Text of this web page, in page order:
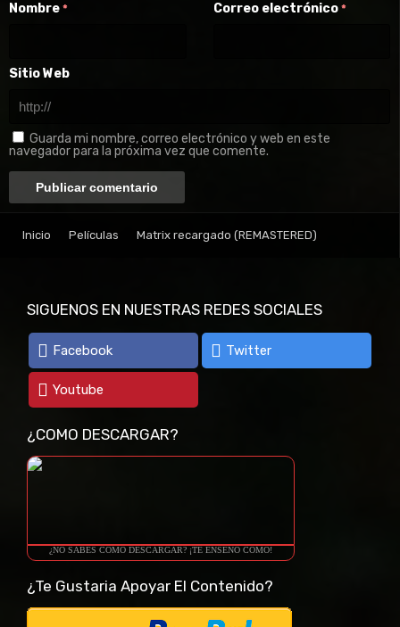
Nombre * Correo electrónico *
Sitio Web
Guarda mi nombre, correo electrónico y web en este
navegador para la próxima vez que comente.
Inicio Películas Matrix recargado (REMASTERED)
SIGUENOS EN NUESTRAS REDES SOCIALES
Facebook Twitter
Youtube
¿COMO DESCARGAR?
¿NO SABES COMO DESCARGAR? ¡TE ENSEÑO COMO!
¿Te Gustaria Apoyar El Contenido?